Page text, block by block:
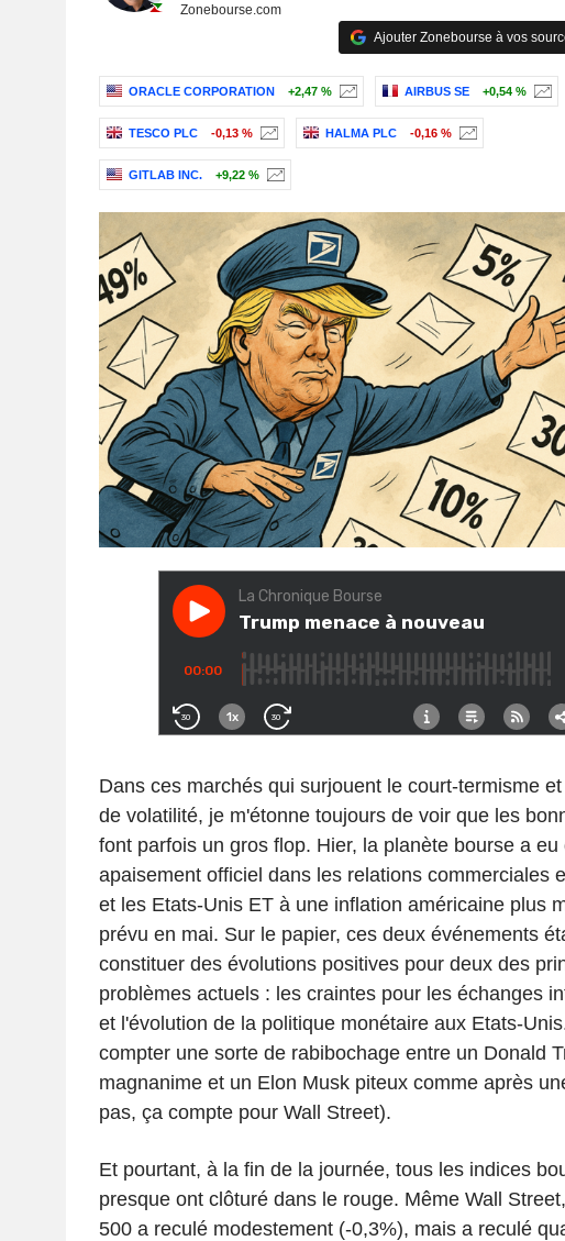
Zonebourse.com
Ajouter Zonebourse à vos
ORACLE CORPORATION +2,47 % AIRBUS SE +0,54 %
TESCO PLC -0,13 % HALMA PLC -0,16 %
GITLAB INC. +9,22 %
Dans ces marchés qui surjouent le court-termisme
de volatilité, je m'étonne toujours de voir que les
font parfois un gros flop. Hier, la planète bourse a eu
apaisement officiel dans les relations commerciales
et les Etats-Unis ET à une inflation américaine plus
prévu en mai. Sur le papier, ces deux événements
constituer des évolutions positives pour deux des
problèmes actuels : les craintes pour les échanges
et l'évolution de la politique monétaire aux Etats-
compter une sorte de rabibochage entre un Donald
magnanime et un Elon Musk piteux comme après
pas, ça compte pour Wall Street).
Et pourtant, à la fin de la journée, tous les indices
presque ont clôturé dans le rouge. Même Wall
500 a reculé modestement (-0,3%), mais a reculé